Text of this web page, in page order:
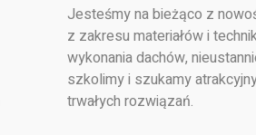
Jesteśmy na bieżąco z
z zakresu materiałów i
wykonania dachów,
szkolimy i szukamy
trwałych rozwiązań.